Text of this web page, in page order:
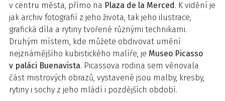
v centru města, přímo na Plaza de la Merced. K vidění je
jak archiv fotografií z jeho života, tak jeho ilustrace,
grafická díla a rytiny tvořené různými technikami.
Druhým místem, kde můžete obdivovat umění
nejznámějšího kubistického malíře, je Museo Picasso
v paláci Buenavista. Picassova rodina sem věnovala
část mistrových obrazů, vystavené jsou malby, kresby,
rytiny i sochy z jeho mládí i pozdějších období.